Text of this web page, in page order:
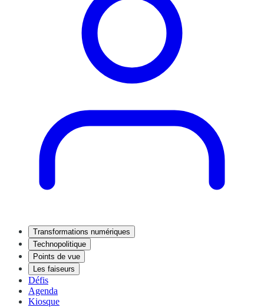
Transformations numériques
Technopolitique
Points de vue
Les faiseurs
Défis
Agenda
Kiosque